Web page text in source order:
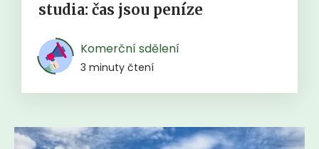
studia: čas jsou peníze
Komerční sdělení
3 minuty čtení